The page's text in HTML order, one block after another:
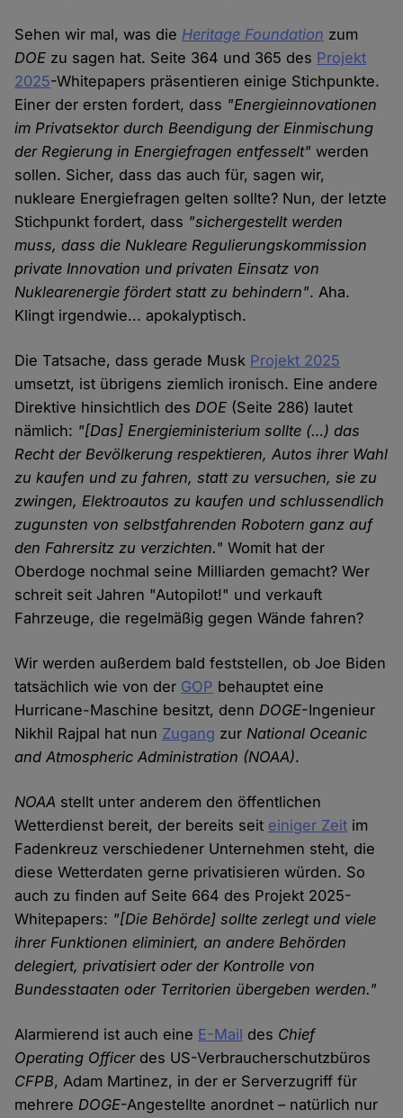
Sehen wir mal, was die Heritage Foundation zum
DOE zu sagen hat. Seite 364 und 365 des Projekt
2025-Whitepapers präsentieren einige Stichpunkte.
Einer der ersten fordert, dass "Energieinnovationen
im Privatsektor durch Beendigung der Einmischung
der Regierung in Energiefragen entfesselt" werden
sollen. Sicher, dass das auch für, sagen wir,
nukleare Energiefragen gelten sollte? Nun, der letzte
Stichpunkt fordert, dass "sichergestellt werden
muss, dass die Nukleare Regulierungskommission
private Innovation und privaten Einsatz von
Nuklearenergie fördert statt zu behindern". Aha.
Klingt irgendwie... apokalyptisch.
Die Tatsache, dass gerade Musk Projekt 2025
umsetzt, ist übrigens ziemlich ironisch. Eine andere
Direktive hinsichtlich desDOE (Seite 286) lautet
nämlich: "[Das] Energieministerium sollte (…) das
Recht der Bevölkerung respektieren, Autos ihrer Wahl
zu kaufen und zu fahren, statt zu versuchen, sie zu
zwingen, Elektroautos zu kaufen und schlussendlich
zugunsten von selbstfahrenden Robotern ganz auf
den Fahrersitz zu verzichten." Womit hat der
Oberdoge nochmal seine Milliarden gemacht? Wer
schreit seit Jahren "Autopilot!" und verkauft
Fahrzeuge, die regelmäßig gegen Wände fahren?
Wir werden außerdem bald feststellen, ob Joe Biden
tatsächlich wie von der GOP behauptet eine
Hurricane-Maschine besitzt, dennDOGE-Ingenieur
Nikhil Rajpal hat nun Zugang zurNational Oceanic
and Atmospheric Administration (NOAA).
NOAA stellt unter anderem den öffentlichen
Wetterdienst bereit, der bereits seit einiger Zeit im
Fadenkreuz verschiedener Unternehmen steht, die
diese Wetterdaten gerne privatisieren würden. So
auch zu finden auf Seite 664 des Projekt 2025-
Whitepapers: "[Die Behörde] sollte zerlegt und viele
ihrer Funktionen eliminiert, an andere Behörden
delegiert, privatisiert oder der Kontrolle von
Bundesstaaten oder Territorien übergeben werden."
Alarmierend ist auch eine E-Mail des Chief
Operating Officerdes US-Verbraucherschutzbüros
CFPB, Adam Martinez, in der er Serverzugriff für
mehrereDOGE-Angestellte anordnet – natürlich nur